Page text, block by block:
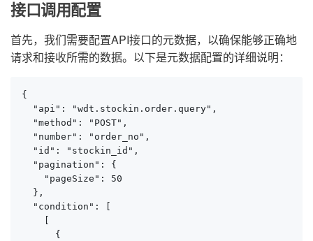
接口调用配置
首先，我们需要配置API接口的元数据，以确保能够正确地
请求和接收所需的数据。以下是元数据配置的详细说明：
{
  "api": "wdt.stockin.order.query",
  "method": "POST",
  "number": "order_no",
  "id": "stockin_id",
  "pagination": {
    "pageSize": 50
  },
  "condition": [
      {